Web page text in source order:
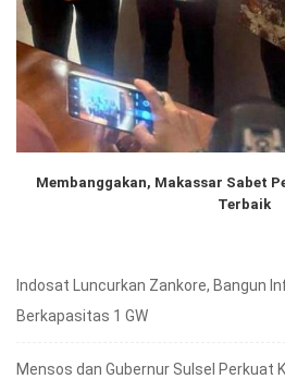
Membanggakan, Makassar Sabet
Terbaik
Indosat Luncurkan Zankore, Bangun
Berkapasitas 1 GW
Mensos dan Gubernur Sulsel Perkuat